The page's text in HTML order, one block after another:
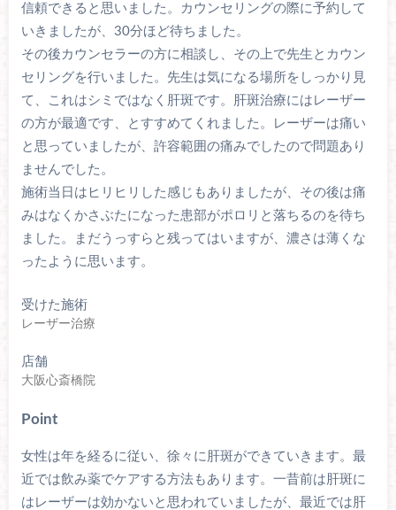
信頼できると思いました。カウンセリングの際に予約して
いきましたが、30分ほど待ちました。
その後カウンセラーの方に相談し、その上で先生とカウン
セリングを行いました。先生は気になる場所をしっかり見
て、これはシミではなく肝斑です。肝斑治療にはレーザー
の方が最適です、とすすめてくれました。レーザーは痛い
と思っていましたが、許容範囲の痛みでしたので問題あり
ませんでした。
施術当日はヒリヒリした感じもありましたが、その後は痛
みはなくかさぶたになった患部がポロリと落ちるのを待ち
ました。まだうっすらと残ってはいますが、濃さは薄くな
ったように思います。
受けた施術
レーザー治療
店舗
大阪心斎橋院
Point
女性は年を経るに従い、徐々に肝斑ができていきます。最
近では飲み薬でケアする方法もあります。一昔前は肝斑に
はレーザーは効かないと思われていましたが、最近では肝